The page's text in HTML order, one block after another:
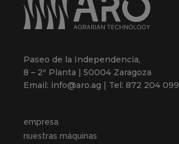
Paseo de la Independencia,
8 – 2ª Planta | 50004 Zaragoza
Email: info@aro.ag | Tel: 872 204 099
empresa
nuestras máquinas